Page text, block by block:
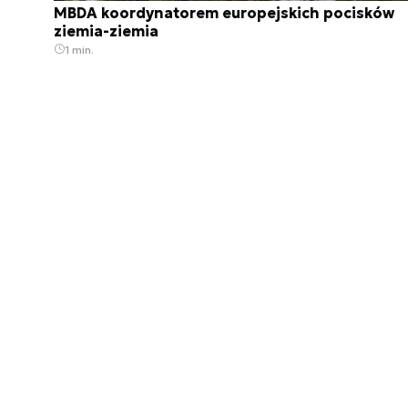
MBDA koordynatorem europejskich pocisków
ziemia-ziemia
1 min.